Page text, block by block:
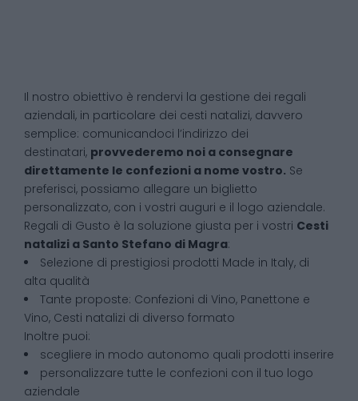
Il nostro obiettivo è rendervi la gestione dei regali
aziendali, in particolare dei cesti natalizi, davvero
semplice: comunicandoci l’indirizzo dei
destinatari, provvederemo noi a consegnare
direttamente le confezioni a nome vostro. Se
preferisci, possiamo allegare un biglietto
personalizzato, con i vostri auguri e il logo aziendale.
Regali di Gusto è la soluzione giusta per i vostri Cesti
natalizi a Santo Stefano di Magra:
Selezione di prestigiosi prodotti Made in Italy, di
alta qualità
Tante proposte: Confezioni di Vino, Panettone e
Vino, Cesti natalizi di diverso formato
Inoltre puoi:
scegliere in modo autonomo quali prodotti inserire
personalizzare tutte le confezioni con il tuo logo
aziendale